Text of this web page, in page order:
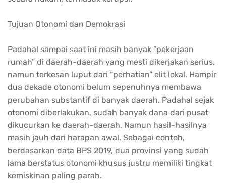
Tujuan Otonomi dan Demokrasi
Padahal sampai saat ini masih banyak “pekerjaan
rumah” di daerah-daerah yang mesti dikerjakan serius,
namun terkesan luput dari “perhatian” elit lokal. Hampir
dua dekade otonomi belum sepenuhnya membawa
perubahan substantif di banyak daerah. Padahal sejak
otonomi diberlakukan, sudah banyak dana dari pusat
dikucurkan ke daerah-daerah. Namun hasil-hasilnya
masih jauh dari harapan awal. Sebagai contoh,
berdasarkan data BPS 2019, dua provinsi yang sudah
lama berstatus otonomi khusus justru memiliki tingkat
kemiskinan paling parah.